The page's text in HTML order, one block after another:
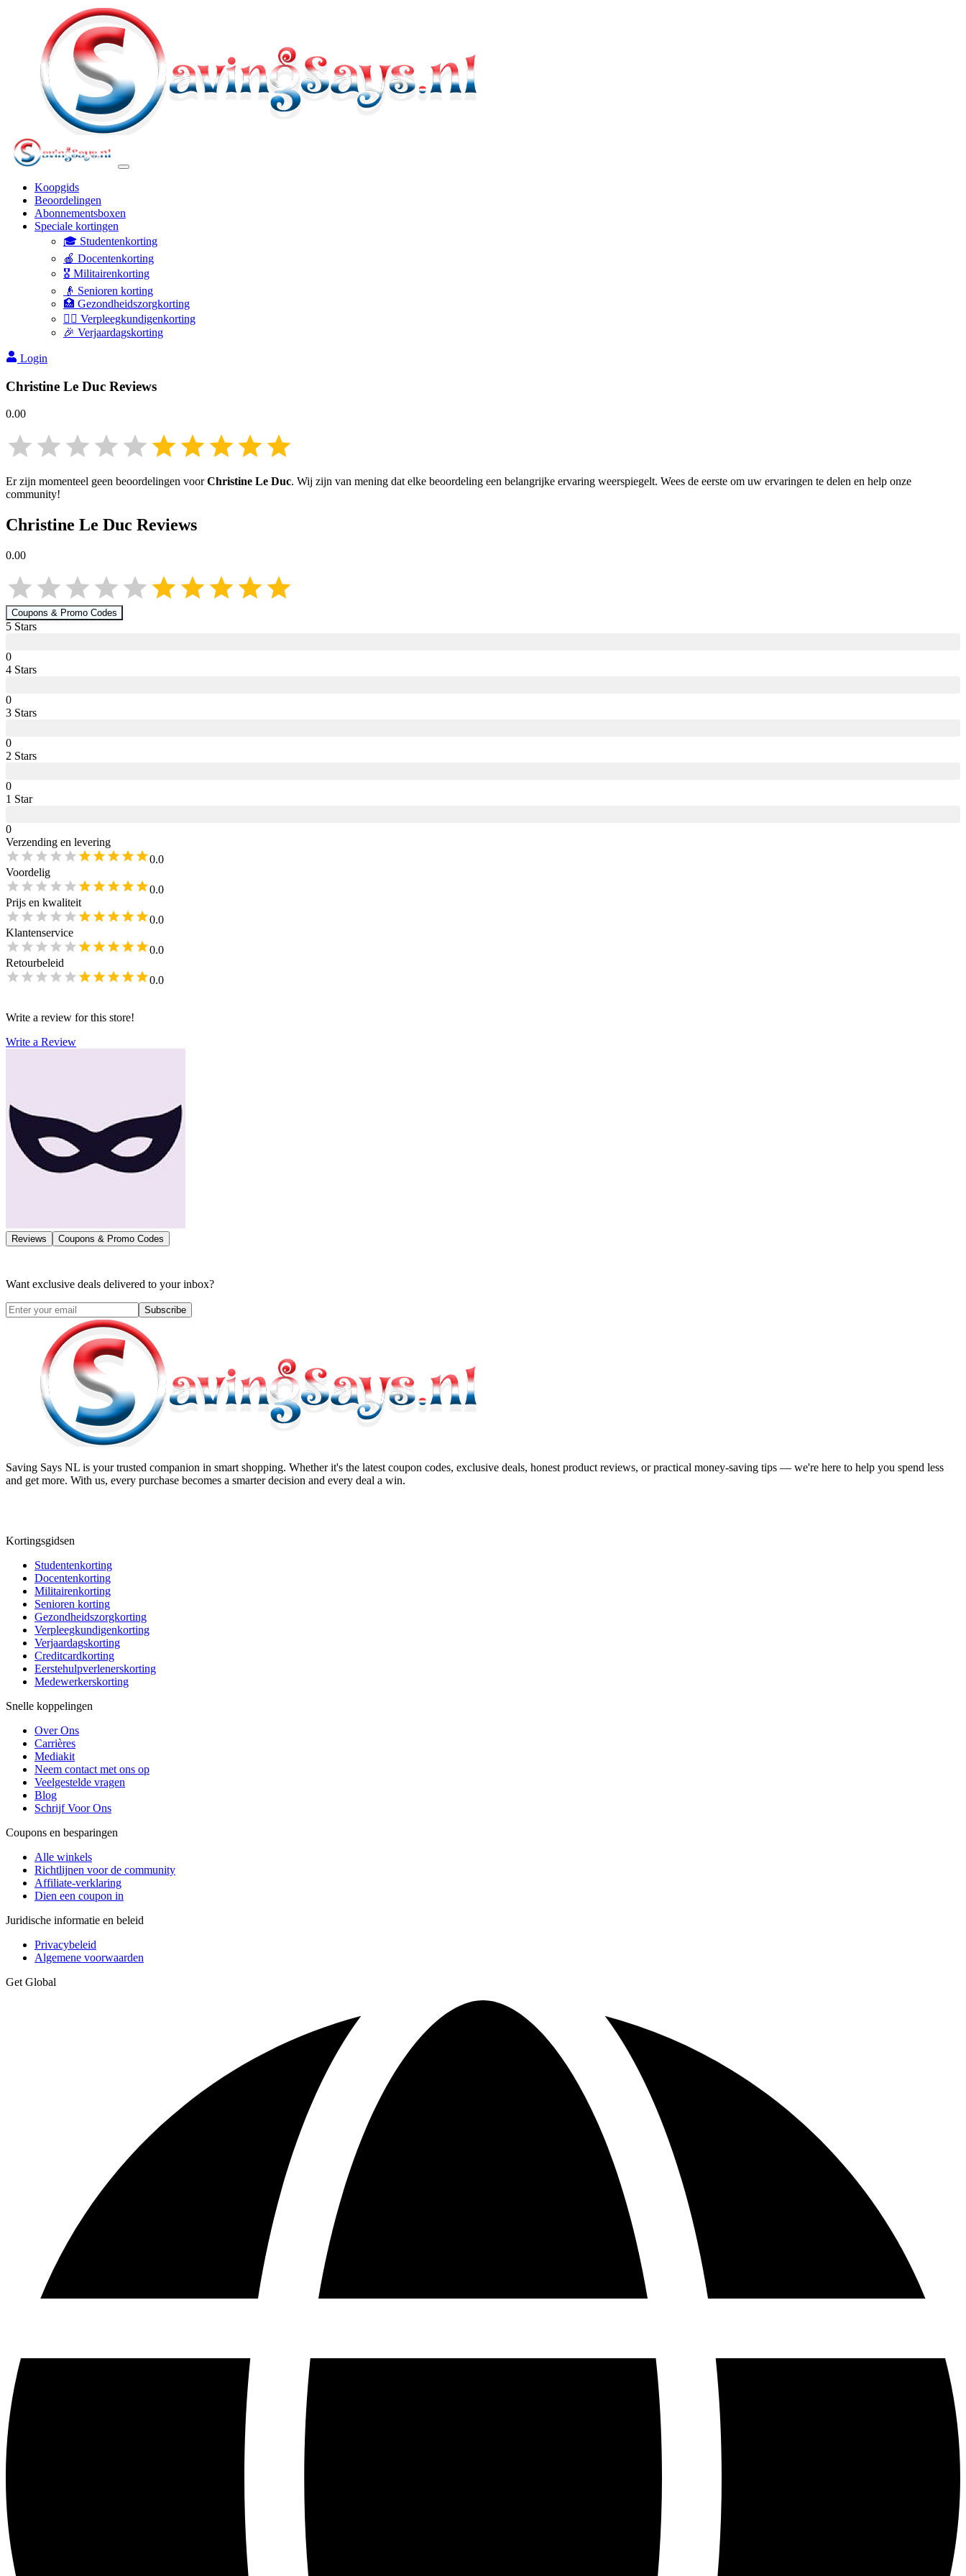
Koopgids
Beoordelingen
Abonnementsboxen
Speciale kortingen
🎓 Studentenkorting
🍎 Docentenkorting
🎖️ Militairenkorting
👴 Senioren korting
🏥 Gezondheidszorgkorting
👩‍⚕️ Verpleegkundigenkorting
🎉 Verjaardagskorting
Login
Christine Le Duc Reviews
0.00
Er zijn momenteel geen beoordelingen voorChristine Le Duc. Wij zijn van mening dat elke beoordeling een belangrijke ervaring weerspiegelt. Wees de eerste om uw ervaringen te delen en help onze
community!
Christine Le Duc Reviews
0.00
Coupons & Promo Codes
5 Stars
0
4 Stars
0
3 Stars
0
2 Stars
0
1 Star
0
Verzending en levering
0.0
Voordelig
0.0
Prijs en kwaliteit
0.0
Klantenservice
0.0
Retourbeleid
0.0
Write a review for this store!
Write a Review
Reviews Coupons & Promo Codes
Want exclusive deals delivered to your inbox?
Subscribe
Saving Says NL is your trusted companion in smart shopping. Whether it's the latest coupon codes, exclusive deals, honest product reviews, or practical money-saving tips — we're here to help you spend less
and get more. With us, every purchase becomes a smarter decision and every deal a win.
Kortingsgidsen
Studentenkorting
Docentenkorting
Militairenkorting
Senioren korting
Gezondheidszorgkorting
Verpleegkundigenkorting
Verjaardagskorting
Creditcardkorting
Eerstehulpverlenerskorting
Medewerkerskorting
Snelle koppelingen
Over Ons
Carrières
Mediakit
Neem contact met ons op
Veelgestelde vragen
Blog
Schrijf Voor Ons
Coupons en besparingen
Alle winkels
Richtlijnen voor de community
Affiliate-verklaring
Dien een coupon in
Juridische informatie en beleid
Privacybeleid
Algemene voorwaarden
Get Global